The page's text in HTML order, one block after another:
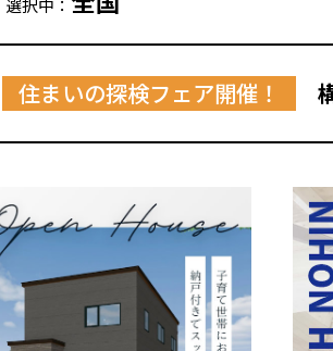
選択中：
住まいの探検フェア開催！
全国の
お近